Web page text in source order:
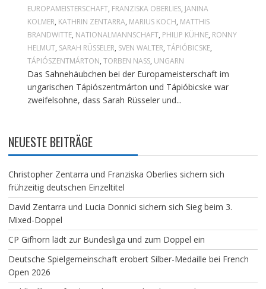
EUROPAMEISTERSCHAFT, FRANZISKA OBERLIES, JANINA
KOLMER, KATHRIN ZENTARRA, MARIUS KOCH, MATTHIS
BRANDWITTE, NATIONALMANNSCHAFT, PHILIP KÜHNE, RONNY
HELMUT, SARAH RÜSSELER, SVEN WALTER, TÁPIÓBICSKE,
TÁPIÓSZENTMÁRTON, TORBEN NASS, UNGARN
Das Sahnehäubchen bei der Europameisterschaft im
ungarischen Tápiószentmárton und Tápióbicske war
zweifelsohne, dass Sarah Rüsseler und...
NEUESTE BEITRÄGE
Christopher Zentarra und Franziska Oberlies sichern sich
frühzeitig deutschen Einzeltitel
David Zentarra und Lucia Donnici sichern sich Sieg beim 3.
Mixed-Doppel
CP Gifhorn lädt zur Bundesliga und zum Doppel ein
Deutsche Spielgemeinschaft erobert Silber-Medaille bei French
Open 2026